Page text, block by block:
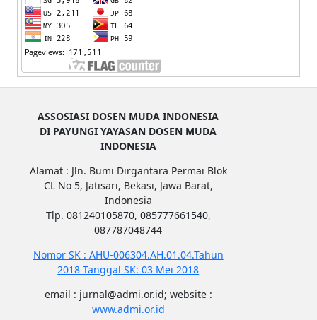
ASSOSIASI DOSEN MUDA INDONESIA
DI PAYUNGI YAYASAN DOSEN MUDA
INDONESIA
Alamat : Jln. Bumi Dirgantara Permai Blok
CL No 5, Jatisari, Bekasi, Jawa Barat,
Indonesia
Tlp. 081240105870, 085777661540,
087787048744
Nomor SK : AHU-006304.AH.01.04.Tahun
2018 Tanggal SK: 03 Mei 2018
email : jurnal@admi.or.id; website :
www.admi.or.id